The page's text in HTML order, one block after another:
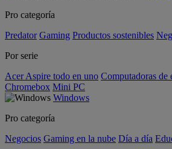
Pro categoría
Predator Gaming Productos sostenibles
Por serie
Acer Aspire todo en uno Computadoras de
Chromebox Mini PC
Windows
Pro categoría
Negocios Gaming en la nube Día a día